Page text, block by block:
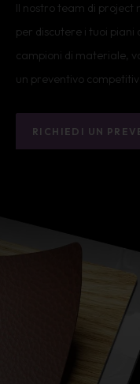
Il nostro team di project
per discutere i tuoi piani
campioni di materiale,
un preventivo
RICHIEDI UN